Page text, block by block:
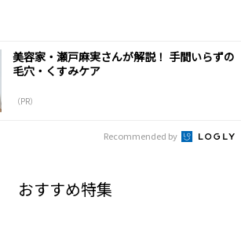
美容家・瀬戸麻実さんが解説！ 手間いらずの
毛穴・くすみケア
（PR）
Recommended by
おすすめ特集